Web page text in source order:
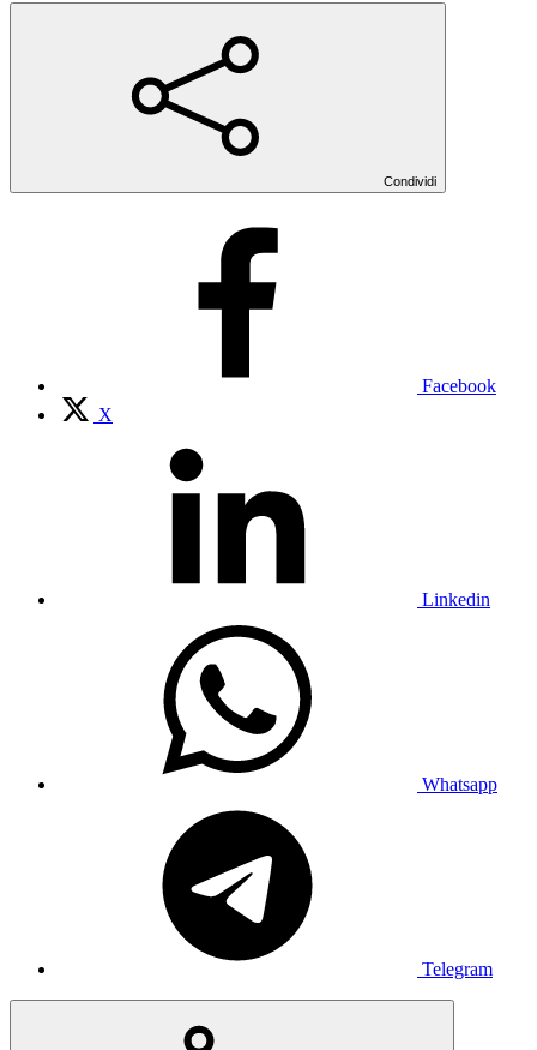
Condividi
Facebook
X
Linkedin
Whatsapp
Telegram